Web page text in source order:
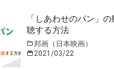
「しあわせのパン」
聴する方法
邦画（日本映画）
2021/03/22